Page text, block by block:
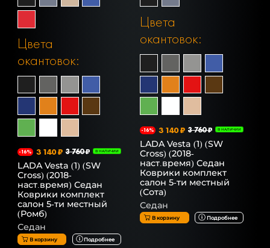
Цвета
окантовок:
-16% 3 140 ₽ 3 760 ₽ В НАЛИЧИИ
LADA Vesta (1) (SW
Cross) (2018-
наст.время) Седан
Коврики комплект
салон 5-ти местный
(Ромб)
Седан
В корзину Подробнее
Цвета
окантовок:
-16% 3 140 ₽ 3 760 ₽ В НАЛИЧИИ
LADA Vesta (1) (SW
Cross) (2018-
наст.время) Седан
Коврики комплект
салон 5-ти местный
(Сота)
Седан
В корзину Подробнее